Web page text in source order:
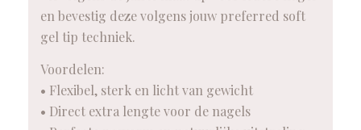
en bevestig deze volgens jouw preferred soft
gel tip techniek.
Voordelen:
• Flexibel, sterk en licht van gewicht
• Direct extra lengte voor de nagels